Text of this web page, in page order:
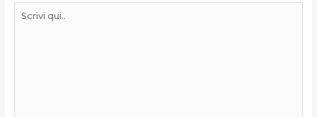
qui..